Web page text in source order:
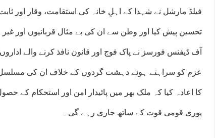
فیلڈ مارشل نے شہدا کے اہلِ خانہ کی استقامت، وقار اور
تحسین پیش کیا اور وطن سے ان کی بے مثال قربانیوں اور
آف ڈیفنس فورسز نے پاک فوج اور قانون نافذ کرنے والے
عزم کو سراہتے ہوئے دہشت گردوں کے خلاف ان کی
کا اعادہ کیا کہ ملک بھر میں پائیدار امن اور استحکام
پوری قومی قوت کے ساتھ جاری رہے گی۔